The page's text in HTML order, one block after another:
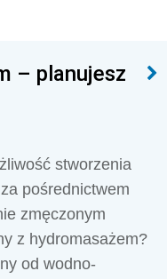
– planujesz
stworzenia
pośrednictwem
zmęczonym
z hydromasażem?
od wodno-